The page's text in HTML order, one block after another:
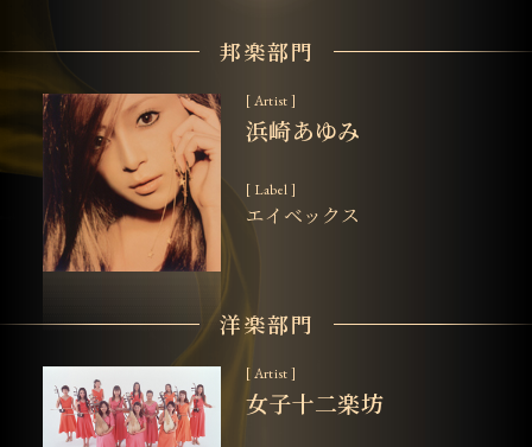
邦楽部門
[ Artist ]
浜崎あゆみ
[ Label ]
エイベックス
洋楽部門
[ Artist ]
女子十二楽坊